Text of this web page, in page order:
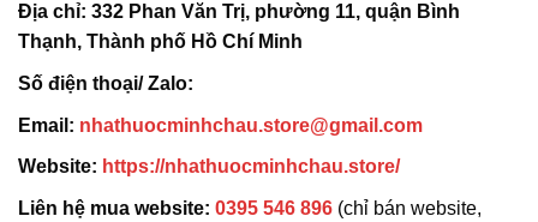
Địa chỉ: 332 Phan Văn Trị, phường 11, quận Bình
Thạnh, Thành phố Hồ Chí Minh
Số điện thoại/ Zalo:
Email: nhathuocminhchau.store@gmail.com
Website: https://nhathuocminhchau.store/
Liên hệ mua website: 0395 546 896 (chỉ bán website,